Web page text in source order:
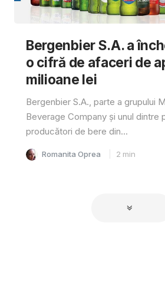
Bergenbier S.A. a
o cifră de afaceri de
milioane lei
Bergenbier S.A., parte a grupului
Beverage Company și unul dintre
producători de bere din...
Romanita Oprea 2 min